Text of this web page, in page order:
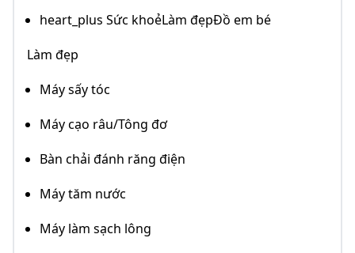
heart_plus Sức khoẻLàm đẹpĐồ em bé
Làm đẹp
Máy sấy tóc
Máy cạo râu/Tông đơ
Bàn chải đánh răng điện
Máy tăm nước
Máy làm sạch lông